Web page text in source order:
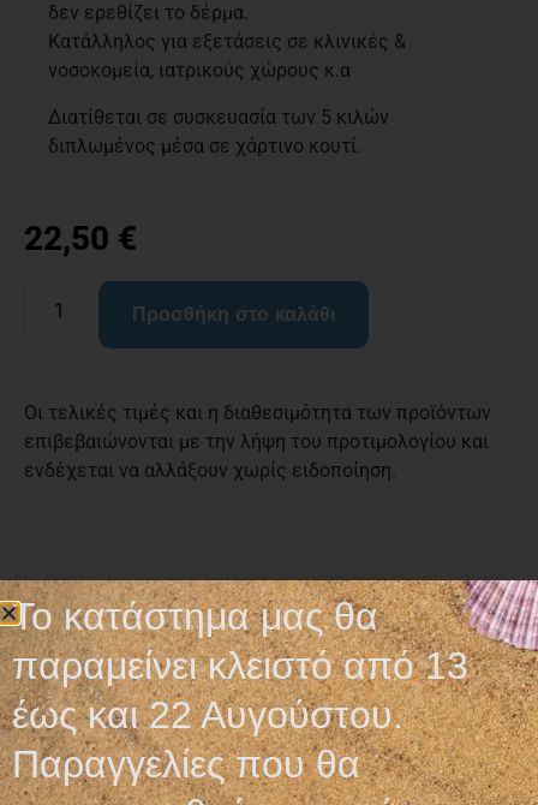
δεν ερεθίζει το δέρμα.
Κατάλληλος για εξετάσεις σε κλινικές &
νοσοκομεία, ιατρικούς χώρους κ.α
Διατίθεται σε συσκευασία των 5 κιλών
διπλωμένος μέσα σε χάρτινο κουτί.
22,50 €
Προσθήκη στο καλάθι
Οι τελικές τιμές και η διαθεσιμότητα των προϊόντων
επιβεβαιώνονται με την λήψη του προτιμολογίου και
ενδέχεται να αλλάξουν χωρίς ειδοποίηση.
Σχετικά προϊόντα
Το κατάστημα μας θα
παραμείνει κλειστό από 13
έως και 22 Αυγούστου.
Παραγγελίες που θα